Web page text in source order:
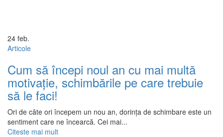
24 feb.
Articole
Cum să începi noul an cu mai multă
motivație, schimbările pe care trebuie
să le faci!
Ori de câte ori începem un nou an, dorința de schimbare este un
sentiment care ne încearcă. Cei mai...
Citeste mai mult